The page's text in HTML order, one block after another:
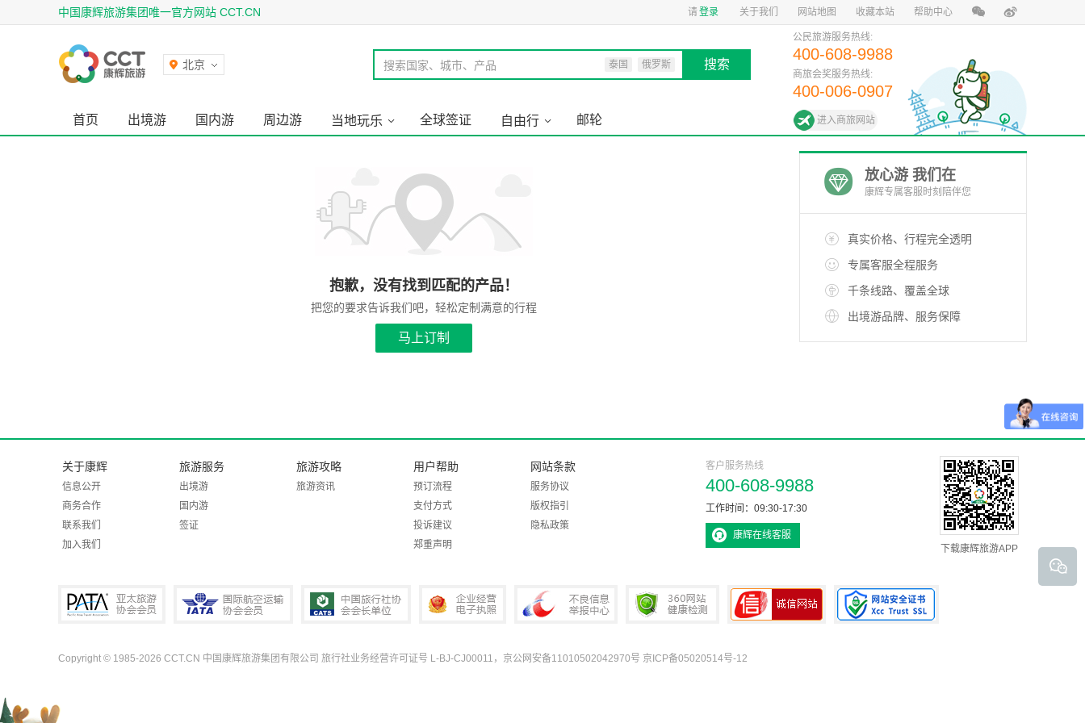
中国康辉旅游集团唯一官方网站 CCT.CN 请登录 关于我们 网站地图 收藏本站 帮助中心
北京 搜索国家、城市、产品 泰国 俄罗斯 搜索
公民旅游服务热线:
400-608-9988
商旅会奖服务热线:
400-006-0907
进入商旅网站
首页 出境游 国内游 周边游 当地玩乐 全球签证 自由行 邮轮
抱歉，没有找到匹配的产品！
把您的要求告诉我们吧，轻松定制满意的行程
马上订制
放心游 我们在
康辉专属客服时刻陪伴您
真实价格、行程完全透明
专属客服全程服务
千条线路、覆盖全球
出境游品牌、服务保障
关于康辉
信息公开
商务合作
联系我们
加入我们
旅游服务
出境游
国内游
签证
旅游攻略
旅游资讯
用户帮助
预订流程
支付方式
投诉建议
郑重声明
网站条款
服务协议
版权指引
隐私政策
下载康辉旅游APP
客户服务热线
400-608-9988
工作时间：09:30-17:30
康辉在线客服
Copyright © 1985-2026 CCT.CN 中国康辉旅游集团有限公司 旅行社业务经营许可证号 L-BJ-CJ00011，京公网安备11010502042970号 京ICP备05020514号-12